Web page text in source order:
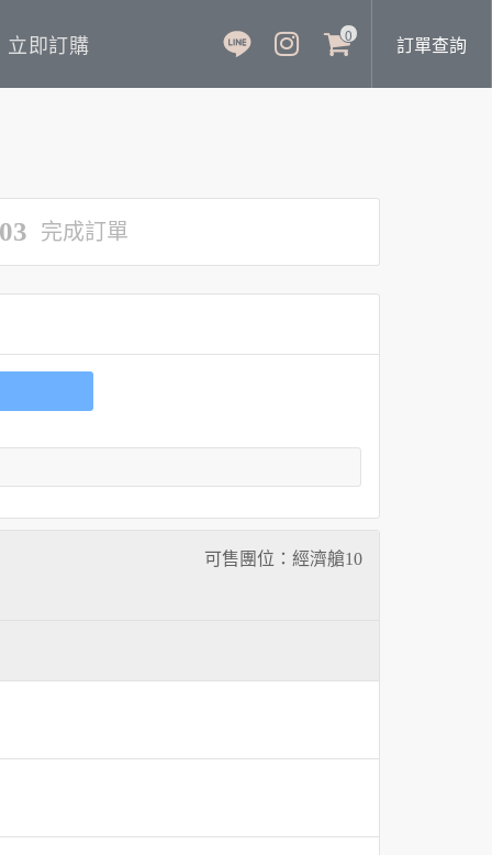
立即訂購 0 訂單查詢
完成訂單
可售團位：經濟艙10